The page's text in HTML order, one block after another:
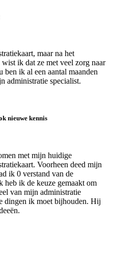
maar na het
ik dat ze met veel zorg naar
ben ik al een aantal maanden
administratie specialist.
nieuwe kennis
met mijn huidige
Voorheen deed mijn
ik 0 verstand van de
ik de keuze gemaakt om
van mijn administratie
dingen ik moet bijhouden. Hij